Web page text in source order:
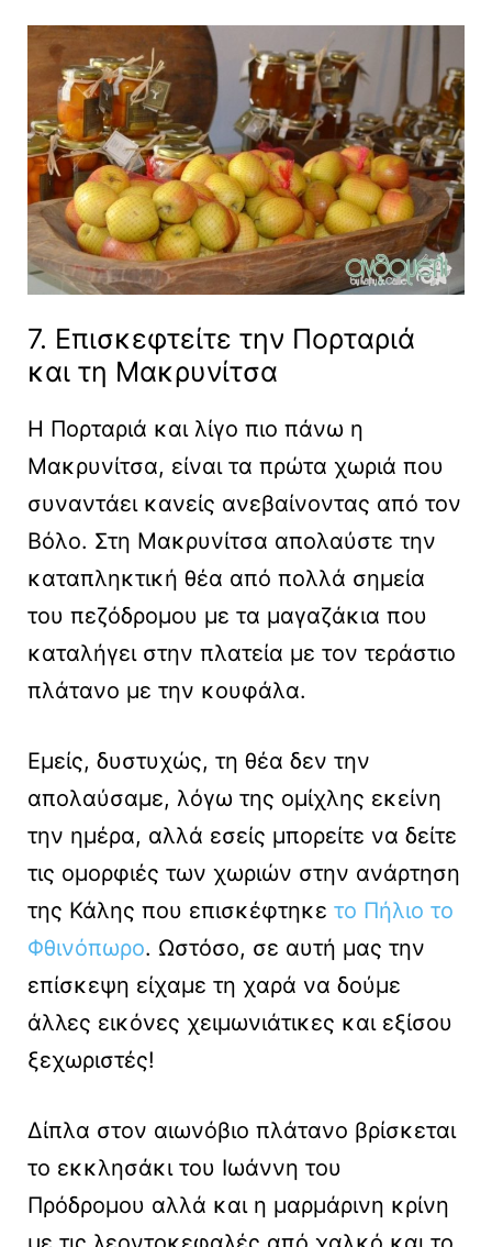
7. Επισκεφτείτε την Πορταριά
και τη Μακρυνίτσα
Η Πορταριά και λίγο πιο πάνω η
Μακρυνίτσα, είναι τα πρώτα χωριά που
συναντάει κανείς ανεβαίνοντας από τον
Βόλο. Στη Μακρυνίτσα απολαύστε την
καταπληκτική θέα από πολλά σημεία
του πεζόδρομου με τα μαγαζάκια που
καταλήγει στην πλατεία με τον τεράστιο
πλάτανο με την κουφάλα.
Εμείς, δυστυχώς, τη θέα δεν την
απολαύσαμε, λόγω της ομίχλης εκείνη
την ημέρα, αλλά εσείς μπορείτε να δείτε
τις ομορφιές των χωριών στην ανάρτηση
της Κάλης που επισκέφτηκε το Πήλιο το
Φθινόπωρο. Ωστόσο, σε αυτή μας την
επίσκεψη είχαμε τη χαρά να δούμε
άλλες εικόνες χειμωνιάτικες και εξίσου
ξεχωριστές!
Δίπλα στον αιωνόβιο πλάτανο βρίσκεται
το εκκλησάκι του Ιωάννη του
Πρόδρομου αλλά και η μαρμάρινη κρίνη